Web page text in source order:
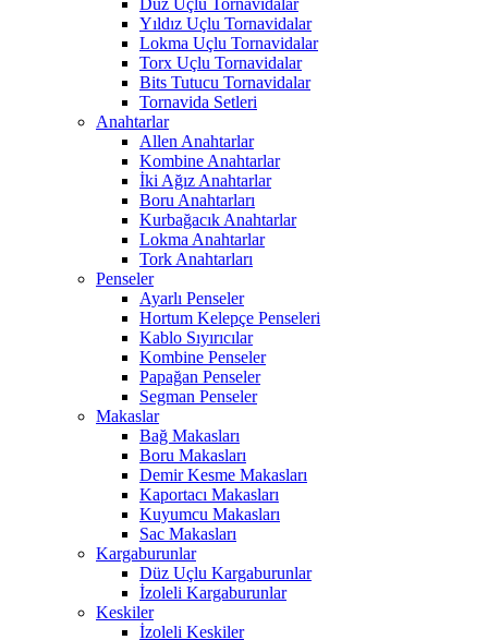
Düz Uçlu Tornavidalar
Yıldız Uçlu Tornavidalar
Lokma Uçlu Tornavidalar
Torx Uçlu Tornavidalar
Bits Tutucu Tornavidalar
Tornavida Setleri
Anahtarlar
Allen Anahtarlar
Kombine Anahtarlar
İki Ağız Anahtarlar
Boru Anahtarları
Kurbağacık Anahtarlar
Lokma Anahtarlar
Tork Anahtarları
Penseler
Ayarlı Penseler
Hortum Kelepçe Penseleri
Kablo Sıyırıcılar
Kombine Penseler
Papağan Penseler
Segman Penseler
Makaslar
Bağ Makasları
Boru Makasları
Demir Kesme Makasları
Kaportacı Makasları
Kuyumcu Makasları
Sac Makasları
Kargaburunlar
Düz Uçlu Kargaburunlar
İzoleli Kargaburunlar
Keskiler
İzoleli Keskiler